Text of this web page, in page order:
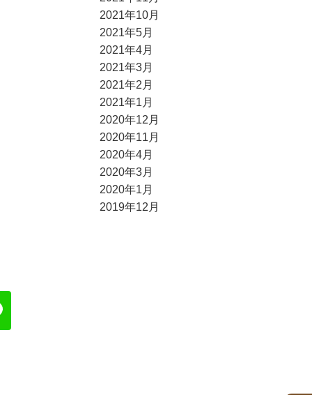
2021年10月
2021年5月
2021年4月
2021年3月
2021年2月
2021年1月
2020年12月
2020年11月
2020年4月
2020年3月
2020年1月
2019年12月